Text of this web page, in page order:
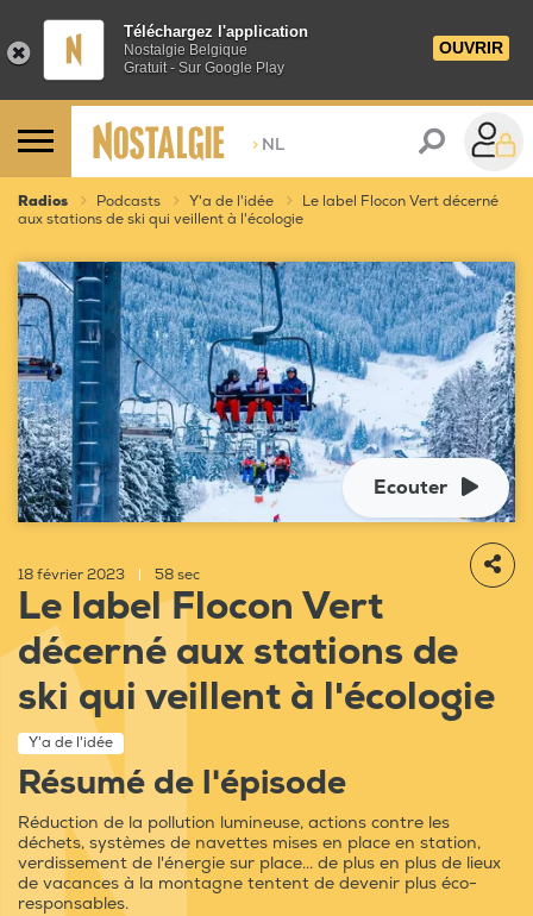
Téléchargez l'application
Nostalgie Belgique
Gratuit - Sur Google Play
OUVRIR
> NL
Radios Podcasts Y'a de l'idée
Le label Flocon Vert décerné
aux stations de ski qui veillent à l'écologie
Ecouter
18 février 2023 58 sec
Le label Flocon Vert
décerné aux stations de
ski qui veillent à l'écologie
Y'a de l'idée
Résumé de l'épisode
Réduction de la pollution lumineuse, actions contre les
déchets, systèmes de navettes mises en place en station,
verdissement de l'énergie sur place... de plus en plus de lieux
de vacances à la montagne tentent de devenir plus éco-
responsables.